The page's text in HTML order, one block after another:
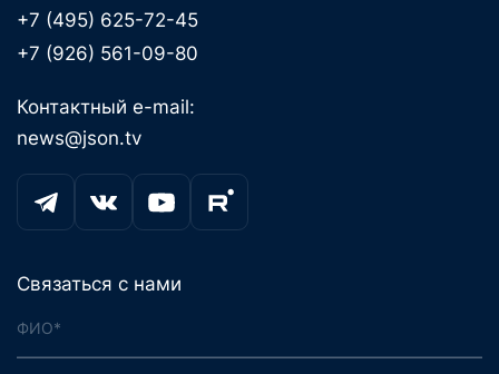
+7 (495) 625-72-45
+7 (926) 561-09-80
Контактный e-mail:
news@json.tv
Связаться с нами